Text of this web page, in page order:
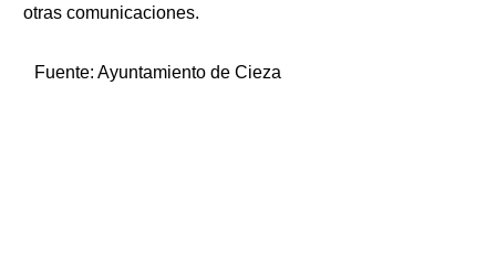
otras comunicaciones.
Fuente: Ayuntamiento de Cieza